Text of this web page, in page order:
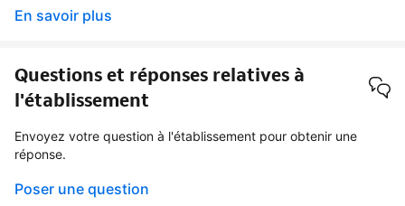
En savoir plus
Questions et réponses relatives à
l'établissement
Envoyez votre question à l'établissement pour obtenir une
réponse.
Poser une question